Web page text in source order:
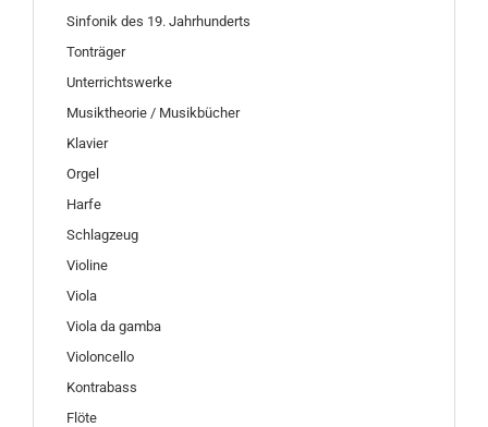
Sinfonik des 19. Jahrhunderts
Tonträger
Unterrichtswerke
Musiktheorie / Musikbücher
Klavier
Orgel
Harfe
Schlagzeug
Violine
Viola
Viola da gamba
Violoncello
Kontrabass
Flöte